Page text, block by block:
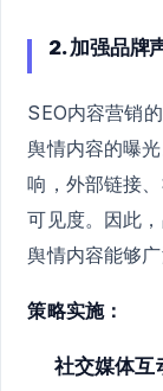
2. 加强品牌
SEO内容营销
舆情内容的曝
响，外部链接
可见度。因此
舆情内容能够
策略实施：
社交媒体互